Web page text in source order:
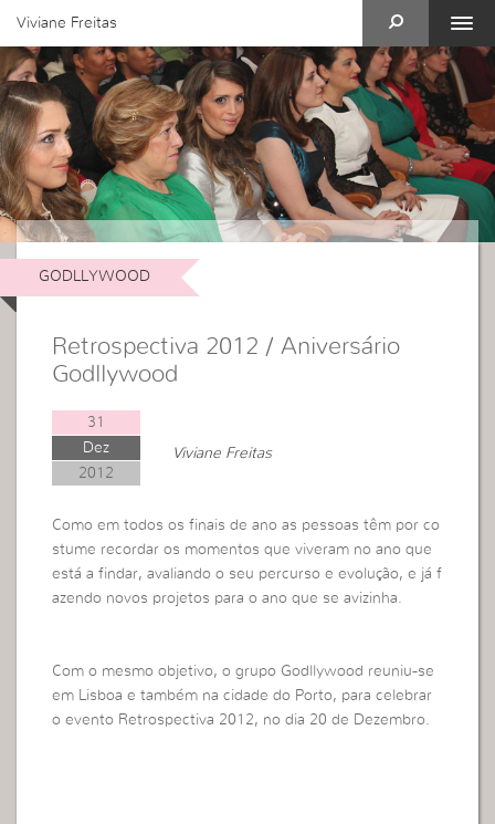
Viviane Freitas
GODLLYWOOD
Retrospectiva 2012 / Aniversário
Godllywood
31
Dez
2012
Viviane Freitas
Como em todos os finais de ano as pessoas têm por co
stume recordar os momentos que viveram no ano que
está a findar, avaliando o seu percurso e evolução, e já f
azendo novos projetos para o ano que se avizinha.
Com o mesmo objetivo, o grupo Godllywood reuniu-se
em Lisboa e também na cidade do Porto, para celebrar
o evento Retrospectiva 2012, no dia 20 de Dezembro.